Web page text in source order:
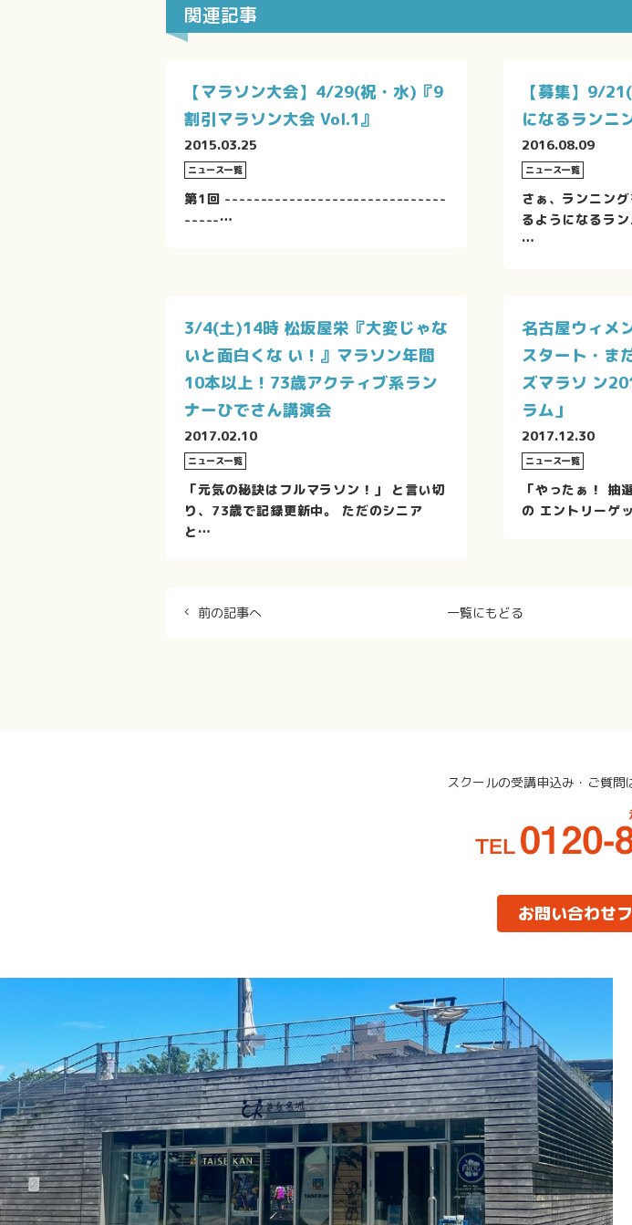
関連記事
【マラソン大会】4/29(祝・水)『9
割引マラソン大会 Vol.1』
2015.03.25
ニュース一覧
第1回 -------------------------------
-----…
【募集】9/
になるランニ
2016.08.09
ニュース一覧
さぁ、ランニン
るようになるラ
…
3/4(土)14時 松坂屋栄『大変じゃな
いと面白くな い！』マラソン年間
10本以上！73歳アクティブ系ラン
ナーひでさん講演会
2017.02.10
ニュース一覧
「元気の秘訣はフルマラソン！」 と言い切
り、73歳で記録更新中。 ただのシニア
と…
名古屋ウィメ
スタート・ま
ズマラソ ン
ラム」
2017.12.30
ニュース一覧
「やったぁ！ 抽
の エントリー
前の記事へ 一覧にもどる
スクールの受講申込み・ ご質問
お問い合わせ